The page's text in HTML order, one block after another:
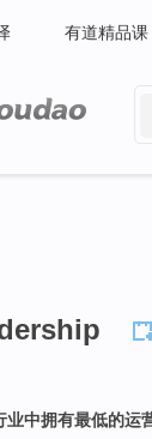
有道精品课
业中拥有最低的运